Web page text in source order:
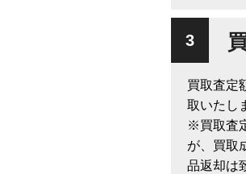
買取査定
取いたし
※買取査
が、買取
品返却は